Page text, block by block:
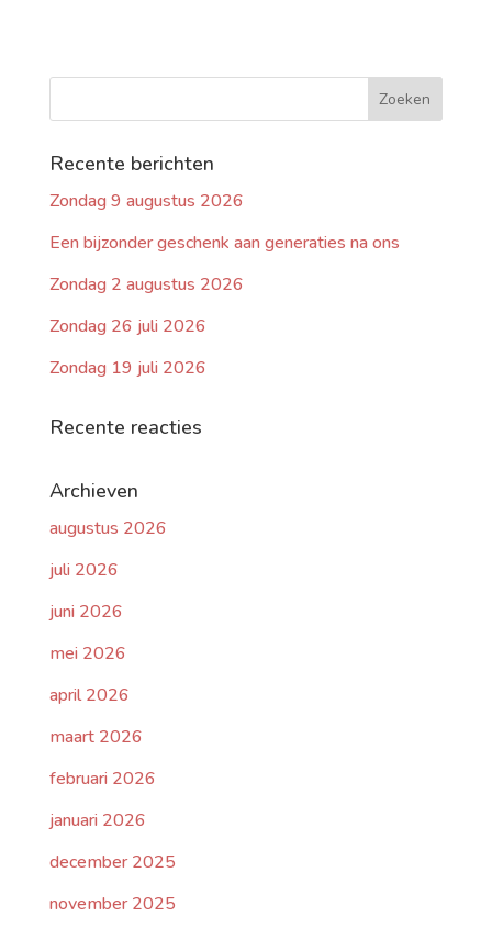
Recente berichten
Zondag 9 augustus 2026
Een bijzonder geschenk aan generaties na ons
Zondag 2 augustus 2026
Zondag 26 juli 2026
Zondag 19 juli 2026
Recente reacties
Archieven
augustus 2026
juli 2026
juni 2026
mei 2026
april 2026
maart 2026
februari 2026
januari 2026
december 2025
november 2025